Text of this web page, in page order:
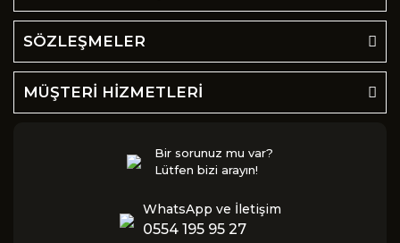
SÖZLEŞMELER
MÜŞTERİ HİZMETLERİ
Bir sorunuz mu var?
Lütfen bizi arayın!
WhatsApp ve İletişim
0554 195 95 27